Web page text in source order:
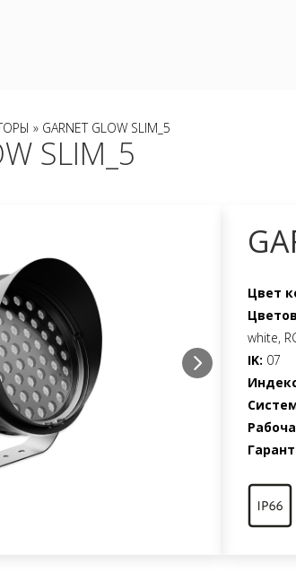
» GARNET GLOW SLIM_5
SLIM_5
Цвет
white,
IK: 07